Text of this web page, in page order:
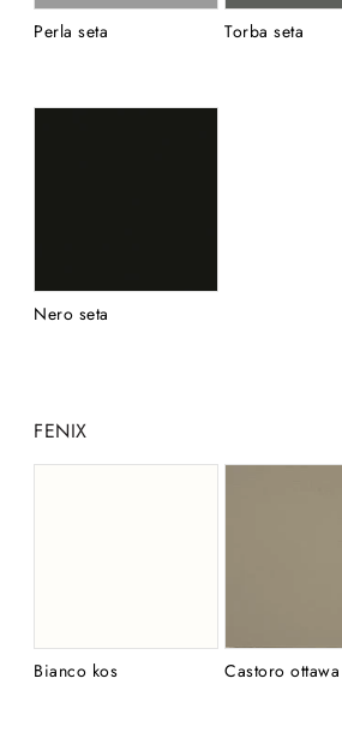
Perla seta Torba seta
Nero seta
FENIX
Bianco kos Castoro ottawa